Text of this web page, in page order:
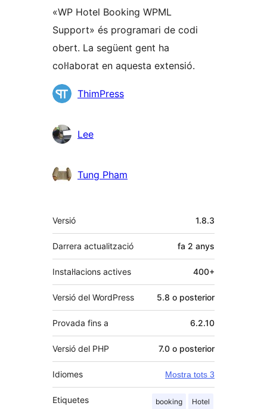
«WP Hotel Booking WPML
Support» és programari de codi
obert. La següent gent ha
col·laborat en aquesta extensió.
Col·laboradors
ThimPress
Lee
Tung Pham
Meta
Versió 1.8.3
Darrera actualització fa 2 anys
Instal·lacions actives 400+
Versió del WordPress 5.8 o posterior
Provada fins a 6.2.10
Versió del PHP 7.0 o posterior
Idiomes Mostra tots 3
Etiquetes booking Hotel